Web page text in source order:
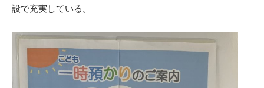
設で充実している。